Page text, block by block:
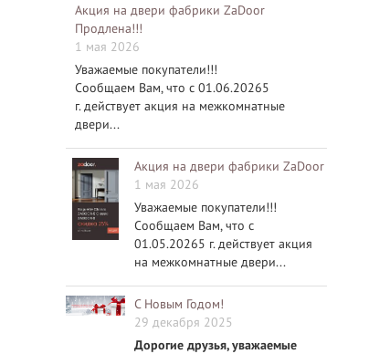
Акция на двери фабрики ZaDoor
Продлена!!!
1 мая 2026
Уважаемые покупатели!!!
Сообщаем Вам, что с 01.06.20265
г. действует акция на межкомнатные
двери...
Акция на двери фабрики ZaDoor
1 мая 2026
Уважаемые покупатели!!!
Сообщаем Вам, что с
01.05.20265 г. действует акция
на межкомнатные двери...
С Новым Годом!
29 декабря 2025
Дорогие друзья, уважаемые